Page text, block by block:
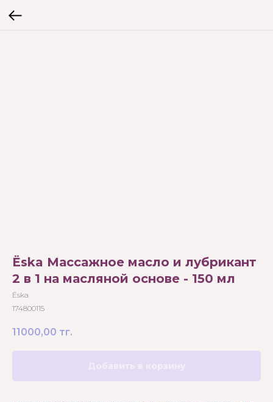
Ёska Массажное масло и лубрикант
2 в 1 на масляной основе - 150 мл
Ёska
174800115
11000,00 тг.